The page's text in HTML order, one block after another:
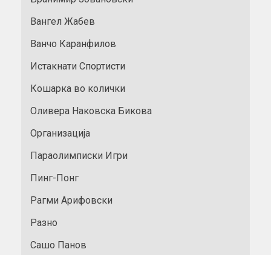
Вангел Жабев
Ванчо Каранфилов
Истакнати Спортисти
Кошарка во колички
Оливера Наковска Бикова
Организација
Параолимписки Игри
Пинг-Понг
Рагми Арифовски
Разно
Сашо Панов